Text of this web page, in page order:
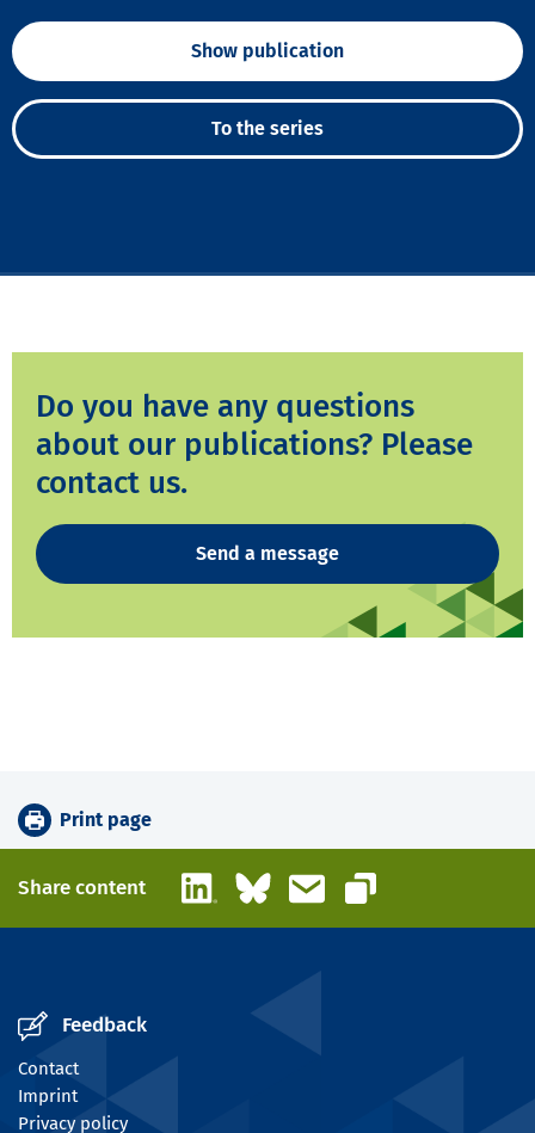
Show publication
To the series
Do you have any questions
about our publications? Please
contact us.
Send a message
Print page
Share content LinkedInBlueskyEmail
Copy link
Feedback
Contact
Imprint
Privacy policy